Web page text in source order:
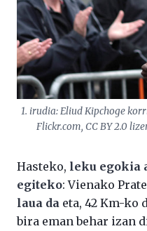
1. irudia: Eliud Kipchoge
Flickr.com, CC BY 2.0
Hasteko, leku egokia
egiteko: Vienako
laua da eta, 42 Km-ko
bira eman behar izan